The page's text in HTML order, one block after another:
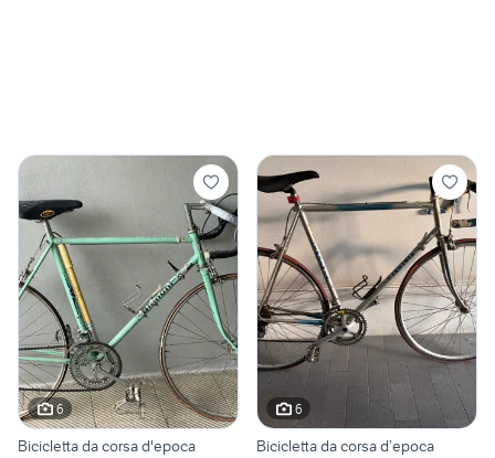
6
Bicicletta da corsa d'epoca
6
Bicicletta da corsa d’epoca